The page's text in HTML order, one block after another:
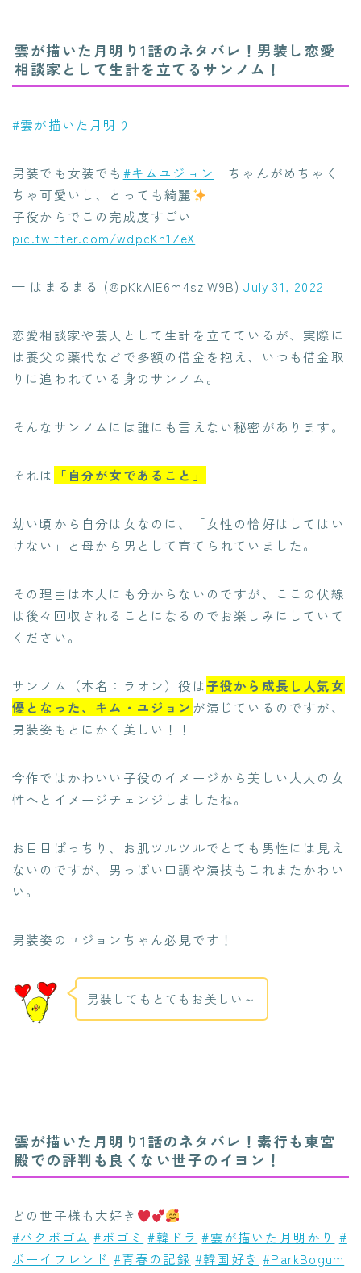
雲が描いた月明り1話のネタバレ！男装し恋愛
相談家として生計を立てるサンノム！
#雲が描いた月明り
男装でも女装でも #キムユジョン
ちゃんがめちゃく
ちゃ可愛いし、とっても綺麗
子役からでこの完成度すごい
pic.twitter.com/wdpcKn1ZeX
— はまるまる (@pKkAIE6m4szIW9B)July 31, 2022
恋愛相談家や芸人として生計を立てているが、実際に
は養父の薬代などで多額の借金を抱え、いつも借金取
りに追われている身のサンノム。
そんなサンノムには誰にも言えない秘密があります。
それは 「自分が女であること」
幼い頃から自分は女なのに、「女性の恰好はしてはい
けない」と母から男として育てられていました。
その理由は本人にも分からないのですが、ここの伏線
は後々回収されることになるのでお楽しみにしていて
ください。
サンノム（本名：ラオン）役は子役から成長し人気女
優となった、キム・ユジョン が演じているのですが、
男装姿もとにかく美しい！！
今作ではかわいい子役のイメージから美しい大人の女
性へとイメージチェンジしましたね。
お目目ぱっちり、お肌ツルツルでとても男性には見え
ないのですが、男っぽい口調や演技もこれまたかわい
い。
男装姿のユジョンちゃん必見です！
男装してもとてもお美しい～
雲が描いた月明り1話のネタバレ！素行も東宮
殿での評判も良くない世子のイヨン！
どの世子様も大好き
#パクボゴム #ボゴミ #韓ドラ #雲が描いた月明かり #
ボーイフレンド #青春の記録 #韓国好き #ParkBogum